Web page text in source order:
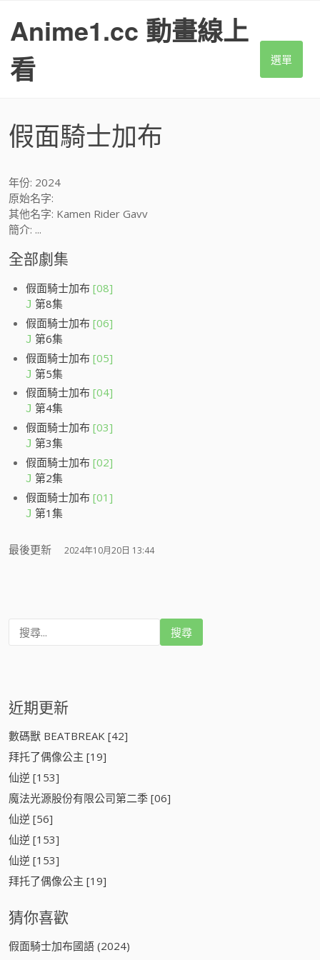
Anime1.cc 動畫線上
看
選單
假面騎士加布
年份: 2024
原始名字:
其他名字: Kamen Rider Gavv
簡介: ...
全部劇集
假面騎士加布 [08]
J 第8集
假面騎士加布 [06]
J 第6集
假面騎士加布 [05]
J 第5集
假面騎士加布 [04]
J 第4集
假面騎士加布 [03]
J 第3集
假面騎士加布 [02]
J 第2集
假面騎士加布 [01]
J 第1集
最後更新 2024年10月20日 13:44
近期更新
數碼獸 BEATBREAK [42]
拜托了偶像公主 [19]
仙逆 [153]
魔法光源股份有限公司第二季 [06]
仙逆 [56]
仙逆 [153]
仙逆 [153]
拜托了偶像公主 [19]
猜你喜歡
假面騎士加布國語 (2024)